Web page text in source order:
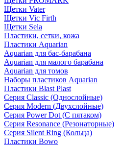
Щетки Vater
Щетки Vic Firth
Щетки Sela
Пластики, сетки, кожа
Пластики Aquarian
Aquarian для бас-барабана
Aquarian для малого барабана
Aquarian для томов
Наборы пластиков Aquarian
Пластики Blast Plast
Серия Classic (Однослойные)
Серия Modern (Двухслойные)
Серия Power Dot (С пятаком)
Серия Resonance (Резонаторные)
Серия Silent Ring (Кольца)
Пластики Bowo